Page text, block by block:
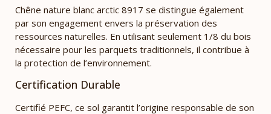
Chêne nature blanc arctic 8917 se distingue également
par son engagement envers la préservation des
ressources naturelles. En utilisant seulement 1/8 du bois
nécessaire pour les parquets traditionnels, il contribue à
la protection de l’environnement.
Certification Durable
Certifié PEFC, ce sol garantit l’origine responsable de son